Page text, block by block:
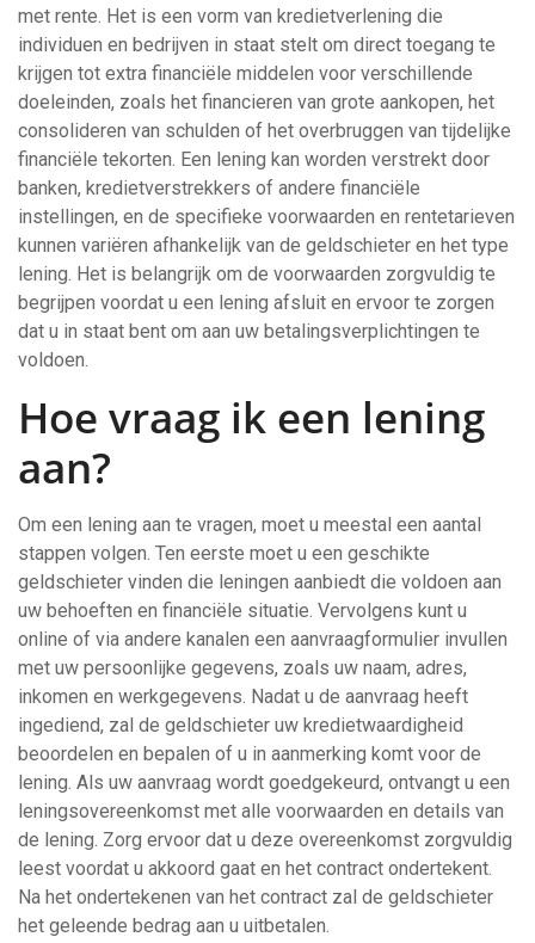
met rente. Het is een vorm van kredietverlening die
individuen en bedrijven in staat stelt om direct toegang te
krijgen tot extra financiële middelen voor verschillende
doeleinden, zoals het financieren van grote aankopen, het
consolideren van schulden of het overbruggen van tijdelijke
financiële tekorten. Een lening kan worden verstrekt door
banken, kredietverstrekkers of andere financiële
instellingen, en de specifieke voorwaarden en rentetarieven
kunnen variëren afhankelijk van de geldschieter en het type
lening. Het is belangrijk om de voorwaarden zorgvuldig te
begrijpen voordat u een lening afsluit en ervoor te zorgen
dat u in staat bent om aan uw betalingsverplichtingen te
voldoen.
Hoe vraag ik een lening
aan?
Om een lening aan te vragen, moet u meestal een aantal
stappen volgen. Ten eerste moet u een geschikte
geldschieter vinden die leningen aanbiedt die voldoen aan
uw behoeften en financiële situatie. Vervolgens kunt u
online of via andere kanalen een aanvraagformulier invullen
met uw persoonlijke gegevens, zoals uw naam, adres,
inkomen en werkgegevens. Nadat u de aanvraag heeft
ingediend, zal de geldschieter uw kredietwaardigheid
beoordelen en bepalen of u in aanmerking komt voor de
lening. Als uw aanvraag wordt goedgekeurd, ontvangt u een
leningsovereenkomst met alle voorwaarden en details van
de lening. Zorg ervoor dat u deze overeenkomst zorgvuldig
leest voordat u akkoord gaat en het contract ondertekent.
Na het ondertekenen van het contract zal de geldschieter
het geleende bedrag aan u uitbetalen.